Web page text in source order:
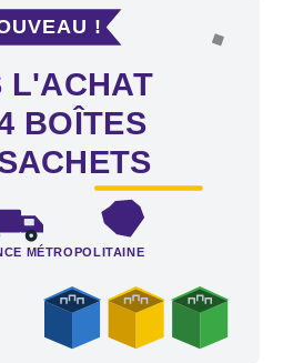
!
L'ACHAT
BOÎTES
MÉTROPOLITAINE